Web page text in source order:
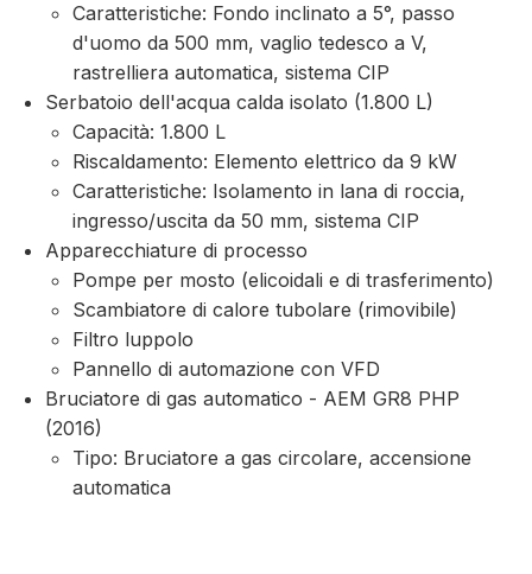
Caratteristiche: Fondo inclinato a 5°, passo
d'uomo da 500 mm, vaglio tedesco a V,
rastrelliera automatica, sistema CIP
Serbatoio dell'acqua calda isolato (1.800 L)
Capacità: 1.800 L
Riscaldamento: Elemento elettrico da 9 kW
Caratteristiche: Isolamento in lana di roccia,
ingresso/uscita da 50 mm, sistema CIP
Apparecchiature di processo
Pompe per mosto (elicoidali e di trasferimento)
Scambiatore di calore tubolare (rimovibile)
Filtro luppolo
Pannello di automazione con VFD
Bruciatore di gas automatico - AEM GR8 PHP
(2016)
Tipo: Bruciatore a gas circolare, accensione
automatica